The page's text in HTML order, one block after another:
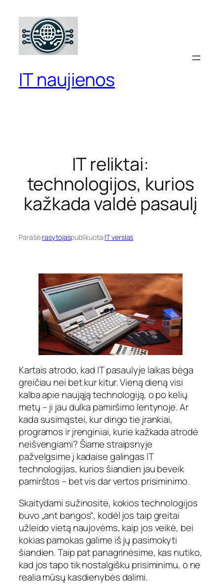
turinio
IT naujienos
IT reliktai:
technologijos, kurios
kažkada valdė pasaulį
Parašė:rasytojaspublikuota:IT verslas
Kartais atrodo, kad IT pasaulyje laikas bėga
greičiau nei bet kur kitur. Vieną dieną visi
kalba apie naująją technologiją, o po kelių
metų – ji jau dulka pamiršimo lentynoje. Ar
kada susimąstei, kur dingo tie įrankiai,
programos ir įrenginiai, kurie kažkada atrodė
neišvengiami? Šiame straipsnyje
pažvelgsime į kadaise galingas IT
technologijas, kurios šiandien jau beveik
pamirštos – bet vis dar vertos prisiminimo.
Skaitydami sužinosite, kokios technologijos
buvo „ant bangos“, kodėl jos taip greitai
užleido vietą naujovėms, kaip jos veikė, bei
kokias pamokas galime iš jų pasimokyti
šiandien. Taip pat panagrinėsime, kas nutiko,
kad jos tapo tik nostalgišku prisiminimu, o ne
realia mūsų kasdienybės dalimi.